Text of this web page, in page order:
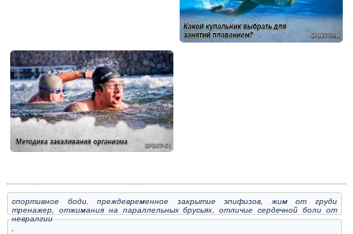
спортивное боди,преждевременное закрытие эпифизов, жим от груди
тренажер, отжимания на параллельных брусьях,отличие сердечной боли от
невралгии
,